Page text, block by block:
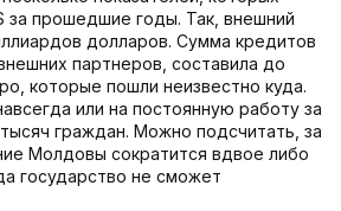
за прошедшие годы. Так, внешний
долларов. Сумма кредитов
партнеров, составила до
которые пошли неизвестно куда.
или на постоянную работу за
граждан. Можно подсчитать, за
Молдовы сократится вдвое либо
государство не сможет